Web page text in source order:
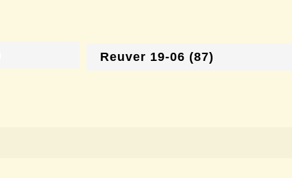
Reuver 19-06 (87)